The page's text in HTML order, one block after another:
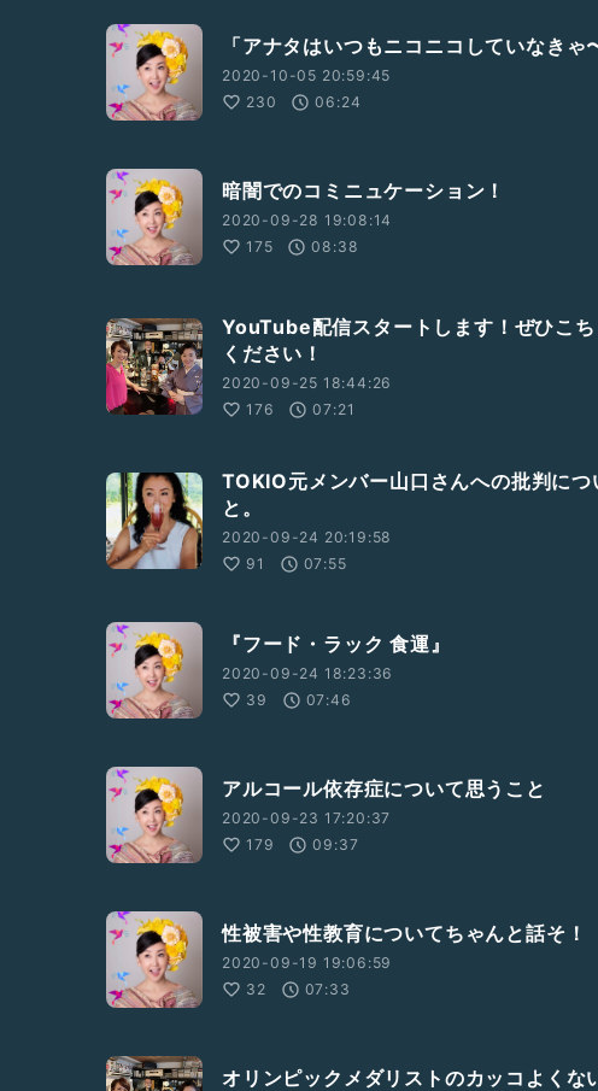
「アナタはいつもニコニコしていなきゃ
2020-10-05 20:59:45
230
06:24
暗闇でのコミニュケーション！
2020-09-28 19:08:14
175
08:38
YouTube配信スタートします！ぜひこ
ください！
2020-09-25 18:44:26
176
07:21
TOKIO元メンバー山口さんへの批判につ
と。
2020-09-24 20:19:58
91
07:55
『フード・ラック 食運』
2020-09-24 18:23:36
39
07:46
アルコール依存症について思うこと
2020-09-23 17:20:37
179
09:37
性被害や性教育についてちゃんと話そ！
2020-09-19 19:06:59
32
07:33
オリンピックメダリストのカッコよくな